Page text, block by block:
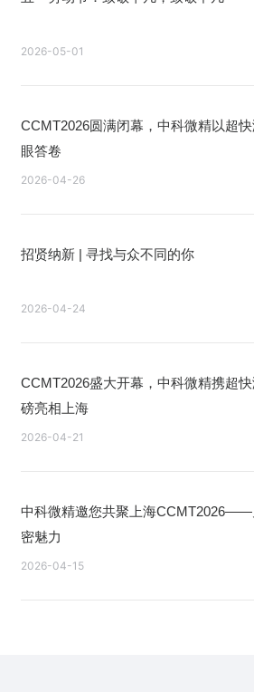
2026-05-01
CCMT2026圆满闭幕，中科微精以超
眼答卷
2026-04-26
招贤纳新 | 寻找与众不同的你
2026-04-24
CCMT2026盛大开幕，中科微精携超
磅亮相上海
2026-04-21
中科微精邀您共聚上海CCMT2026——
密魅力
2026-04-15